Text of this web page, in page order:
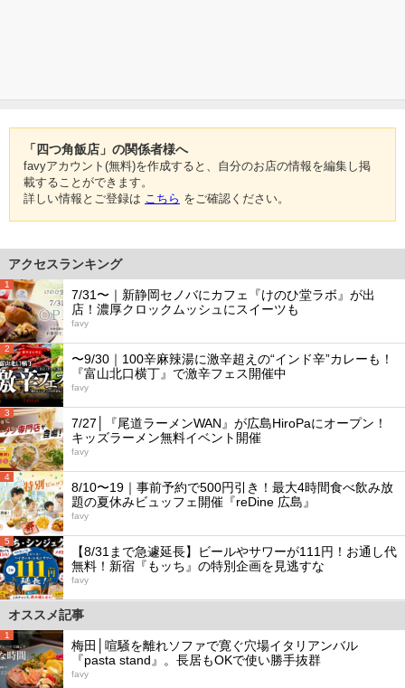
「四つ角飯店」の関係者様へ
favyアカウント(無料)を作成すると、自分のお店の情報を編集し掲
載することができます。
詳しい情報とご登録は こちら をご確認ください。
アクセスランキング
1
7/31〜｜新静岡セノバにカフェ『けのひ堂ラボ』が出
店！濃厚クロックムッシュにスイーツも
favy
2
〜9/30｜100辛麻辣湯に激辛超えの“インド辛”カレーも！
『富山北口横丁』で激辛フェス開催中
favy
3
7/27│『尾道ラーメンWAN』が広島HiroPaにオープン！
キッズラーメン無料イベント開催
favy
4
8/10〜19｜事前予約で500円引き！最大4時間食べ飲み放
題の夏休みビュッフェ開催『reDine 広島』
favy
5
【8/31まで急遽延長】ビールやサワーが111円！お通し代
無料！新宿『もッち』の特別企画を見逃すな
favy
オススメ記事
1
梅田│喧騒を離れソファで寛ぐ穴場イタリアンバル
『pasta stand』。長居もOKで使い勝手抜群
favy